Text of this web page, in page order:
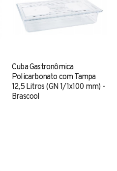
Cuba Gastronômica
Policarbonato com Tampa
12,5 Litros (GN 1/1x100 mm) -
Brascool